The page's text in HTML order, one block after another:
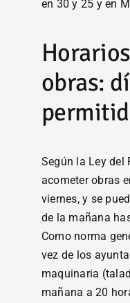
en 30 y 25 y en
obras:
Según la Ley del
acometer obras
viernes, y se
de la mañana
Como norma
vez de los
maquinaria
mañana a 20